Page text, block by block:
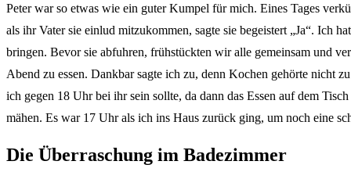
Peter war so etwas wie ein guter Kumpel für mich. Eines Tages
als ihr Vater sie einlud mitzukommen, sagte sie begeistert „Ja“. Ich
bringen. Bevor sie abfuhren, frühstückten wir alle gemeinsam und
Abend zu essen. Dankbar sagte ich zu, denn Kochen gehörte nicht
ich gegen 18 Uhr bei ihr sein sollte, da dann das Essen auf dem
mähen. Es war 17 Uhr als ich ins Haus zurück ging, um noch eine
Die Überraschung im Badezimmer